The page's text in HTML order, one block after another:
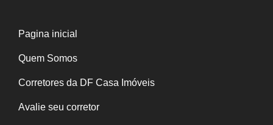
Pagina inicial
Quem Somos
Corretores da DF Casa Imóveis
Avalie seu corretor